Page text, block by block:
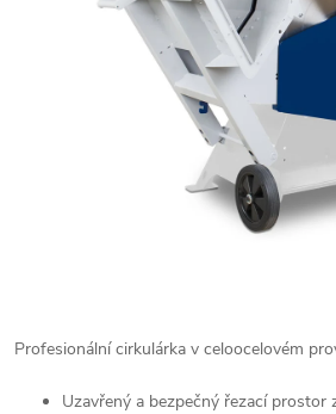
Profesionální cirkulárka v celoocelovém
Uzavřený a bezpečný řezací prostor